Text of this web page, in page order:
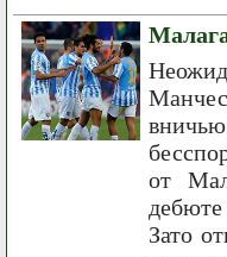
от
дебюте
Зато